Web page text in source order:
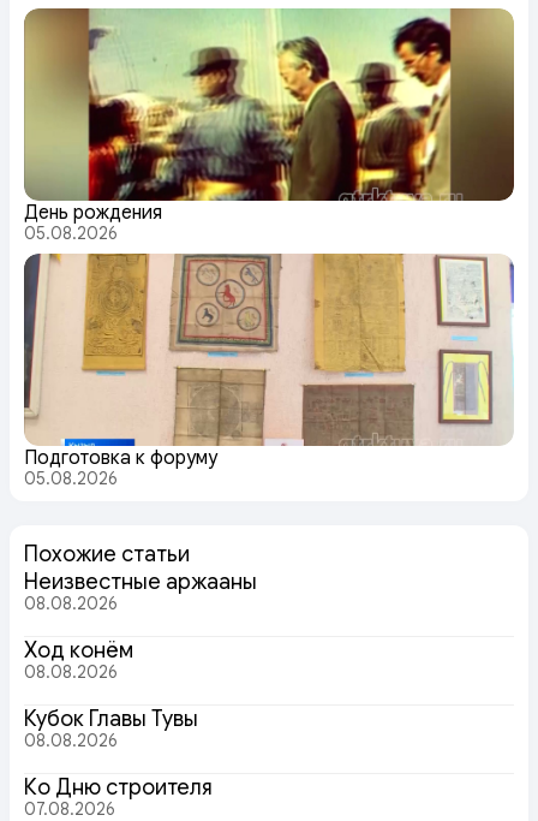
День рождения
05.08.2026
Подготовка к форуму
05.08.2026
Похожие статьи
Неизвестные аржааны
08.08.2026
Ход конём
08.08.2026
Кубок Главы Тувы
08.08.2026
Ко Дню строителя
07.08.2026